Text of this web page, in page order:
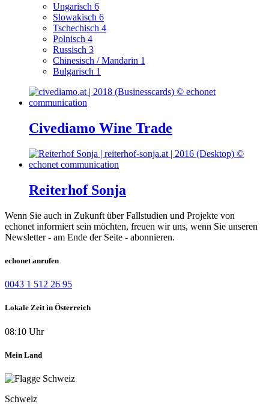
Ungarisch 6
Slowakisch 6
Tschechisch 4
Polnisch 4
Russisch 3
Chinesisch / Mandarin 1
Bulgarisch 1
Civediamo Wine Trade
Reiterhof Sonja
Wenn Sie auch in Zukunft über Fallstudien und Projekte von
echonet informiert sein möchten, freuen wir uns, wenn Sie unseren
Newsletter - am Ende der Seite - abonnieren.
echonet anrufen
0043 1 512 26 95
Lokale Zeit in Österreich
08:10 Uhr
Mein Land
Schweiz